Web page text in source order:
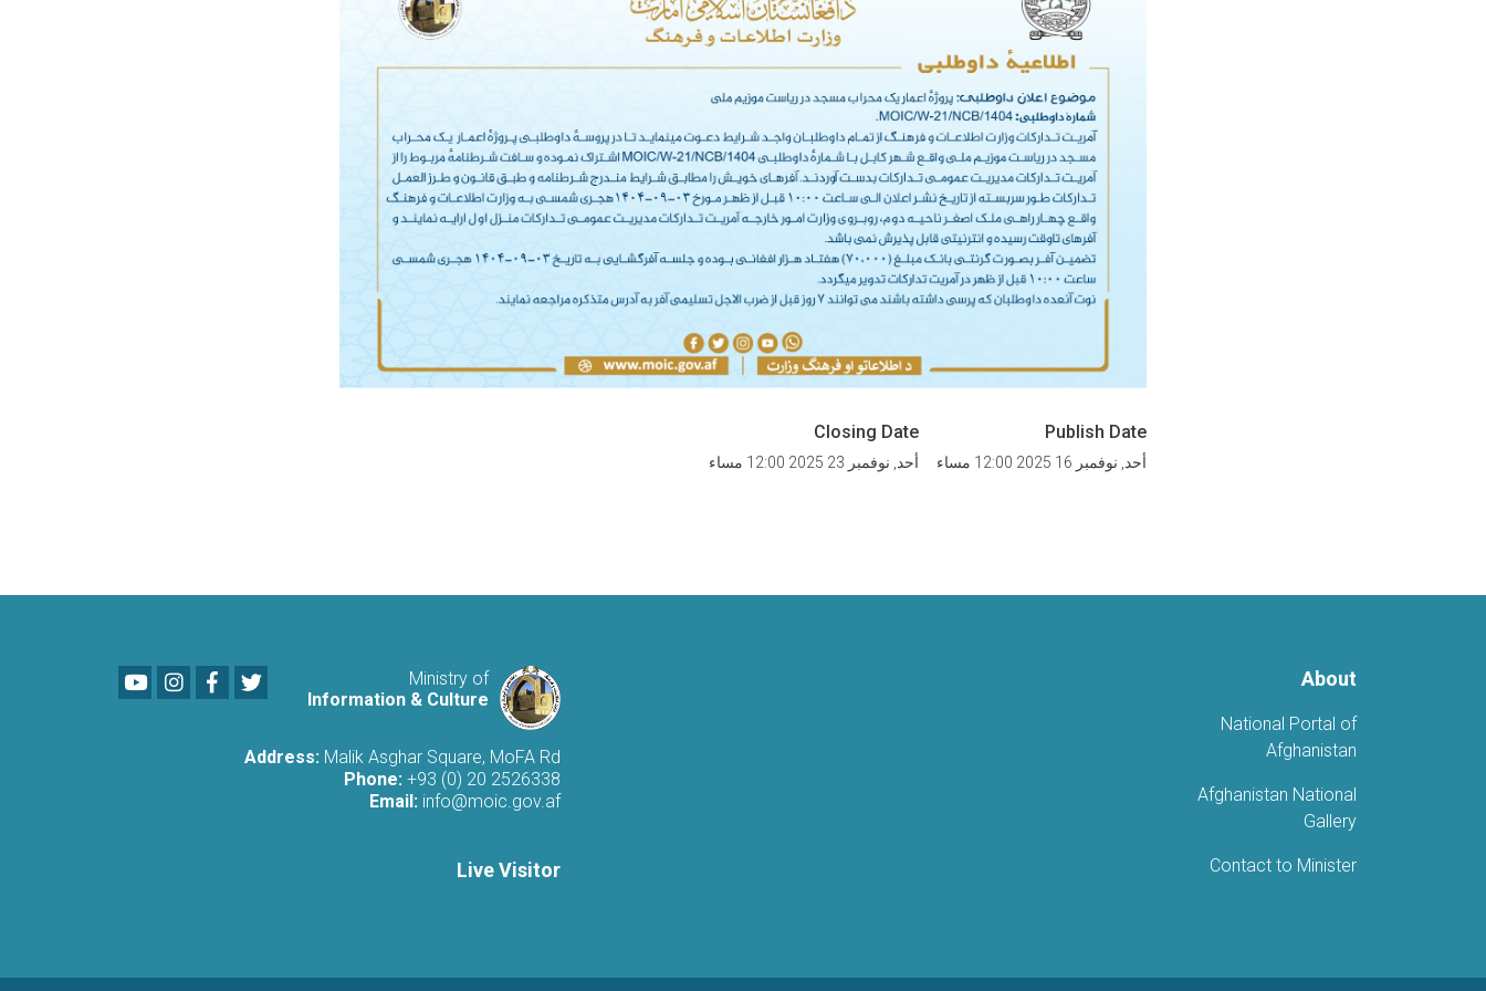
Publish Date
أحد, نوفمبر 16 2025 12:00 مساء
Closing Date
أحد, نوفمبر 23 2025 12:00 مساء
About
National Portal of
Afghanistan
Afghanistan National
Gallery
Contact to Minister
Ministry of
Information & Culture
YoutubeLinkedIn
Facebook
Address: Malik Asghar Square, MoFA Rd
Phone: +93 (0) 20 2526338
Email: info@moic.gov.af
Live Visitor